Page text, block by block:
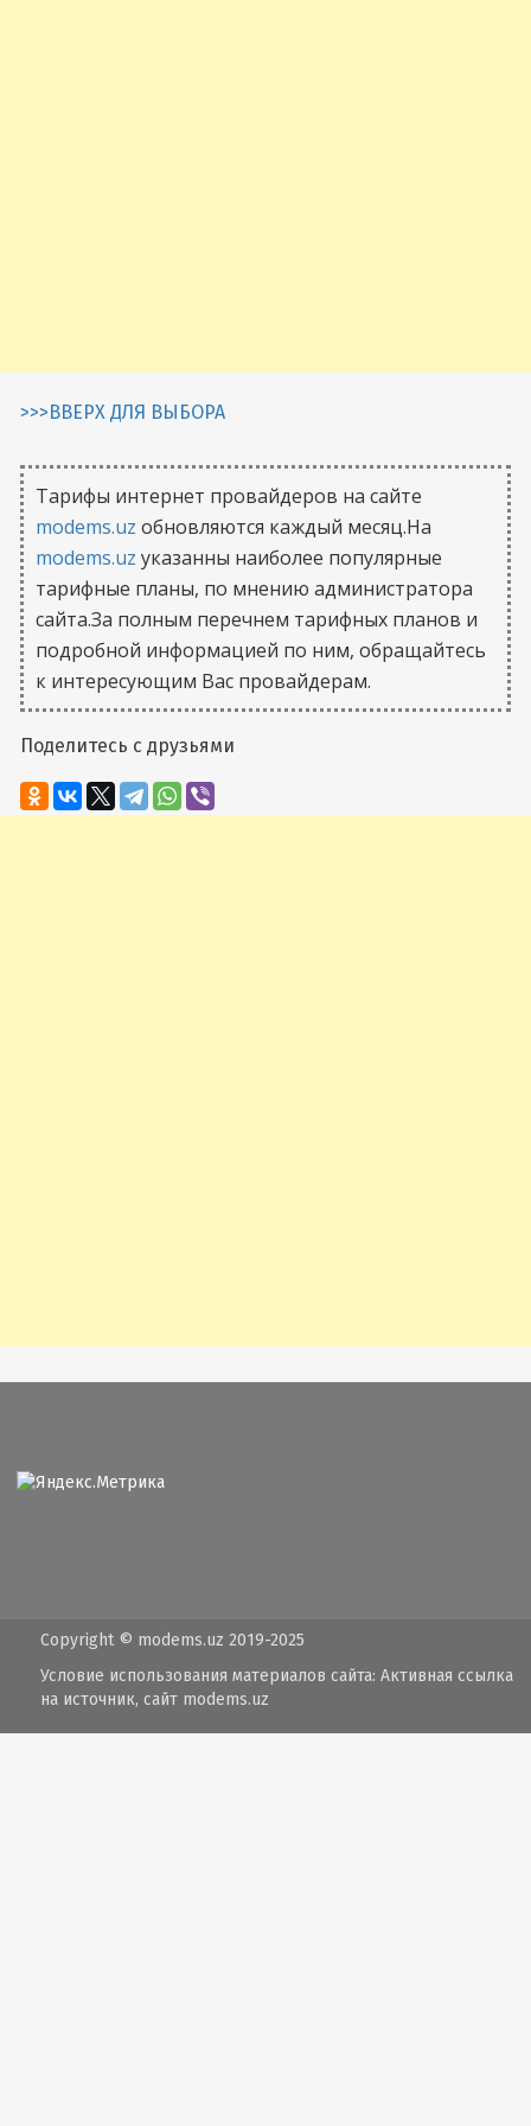
>>>ВВЕРХ ДЛЯ ВЫБОРА
Тарифы интернет провайдеров на сайте
modems.uz обновляются каждый месяц.На
modems.uz указанны наиболее популярные
тарифные планы, по мнению администратора
сайта.За полным перечнем тарифных планов и
подробной информацией по ним, обращайтесь
к интересующим Вас провайдерам.
Поделитесь с друзьями
Copyright © modems.uz 2019-2025
Условие использования материалов сайта: Активная ссылка
на источник, сайт modems.uz